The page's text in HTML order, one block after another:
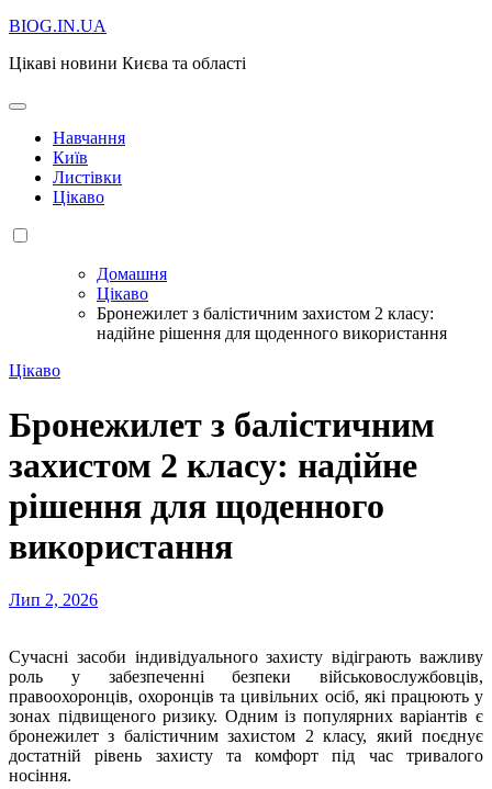
BIOG.IN.UA
Цікаві новини Києва та області
Навчання
Київ
Листівки
Цікаво
Домашня
Цікаво
Бронежилет з балістичним захистом 2 класу:
надійне рішення для щоденного використання
Цікаво
Бронежилет з балістичним
захистом 2 класу: надійне
рішення для щоденного
використання
Лип 2, 2026
Сучасні засоби індивідуального захисту відіграють важливу
роль у забезпеченні безпеки військовослужбовців,
правоохоронців, охоронців та цивільних осіб, які працюють у
зонах підвищеного ризику. Одним із популярних варіантів є
бронежилет з балістичним захистом 2 класу, який поєднує
достатній рівень захисту та комфорт під час тривалого
носіння.